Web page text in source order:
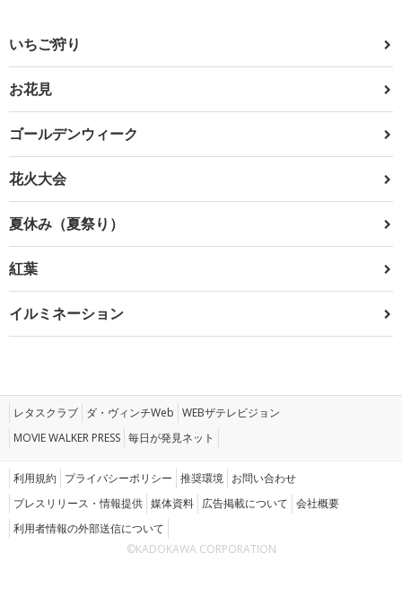
いちご狩り
お花見
ゴールデンウィーク
花火大会
夏休み（夏祭り）
紅葉
イルミネーション
レタスクラブ ダ・ヴィンチWeb WEBザテレビジョン
MOVIE WALKER PRESS 毎日が発見ネット
利用規約 プライバシーポリシー 推奨環境 お問い合わせ
プレスリリース・情報提供 媒体資料 広告掲載について 会社概要
利用者情報の外部送信について
©KADOKAWA CORPORATION